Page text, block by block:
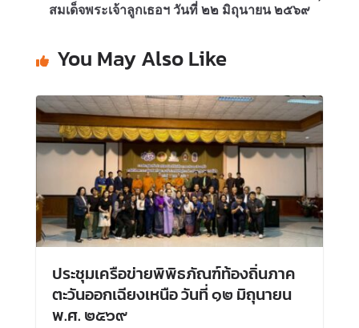
สมเด็จพระเจ้าลูกเธอฯ วันที่ ๒๒ มิถุนายน ๒๕๖๙
You May Also Like
ประชุมเครือข่ายพิพิธภัณฑ์ท้องถิ่นภาค
ตะวันออกเฉียงเหนือ วันที่ ๑๒ มิถุนายน
พ.ศ. ๒๕๖๙